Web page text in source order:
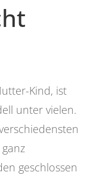
Kind, ist
unter vielen.
geschlossen